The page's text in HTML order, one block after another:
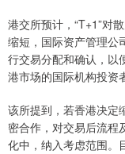
港交所预计，“T+1”对
缩短，国际资产管理公
行交易分配和确认，以
港市场的国际机构投资
该所提到，若香港决定
密合作，对交易后流程
化中，纳入考虑范围。